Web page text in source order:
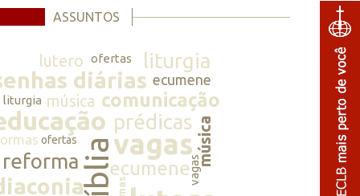
ASSUNTOS
lutero ofertas liturgia
diárias ecumene
liturgia música comunicação
prédicasmúsica
ofertasbíbliavagas
reforma ecumenevagas